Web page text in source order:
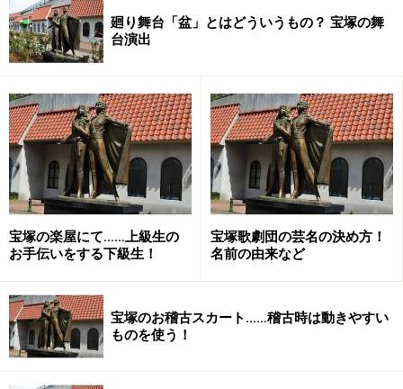
廻り舞台「盆」とはどういうもの？ 宝塚の舞
台演出
宝塚の楽屋にて……上級生の
お手伝いをする下級生！
宝塚歌劇団の芸名の決め方！
名前の由来など
宝塚のお稽古スカート……稽古時は動きやすい
ものを使う！